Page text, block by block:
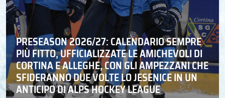
PRESEASON 2026/27: CALENDARIO SEMPRE
PIÙ FITTO, UFFICIALIZZATE LE AMICHEVOLI DI
CORTINA E ALLEGHE, CON GLI AMPEZZANI CHE
SFIDERANNO DUE VOLTE LO JESENICE IN UN
ANTICIPO DI ALPS HOCKEY LEAGUE